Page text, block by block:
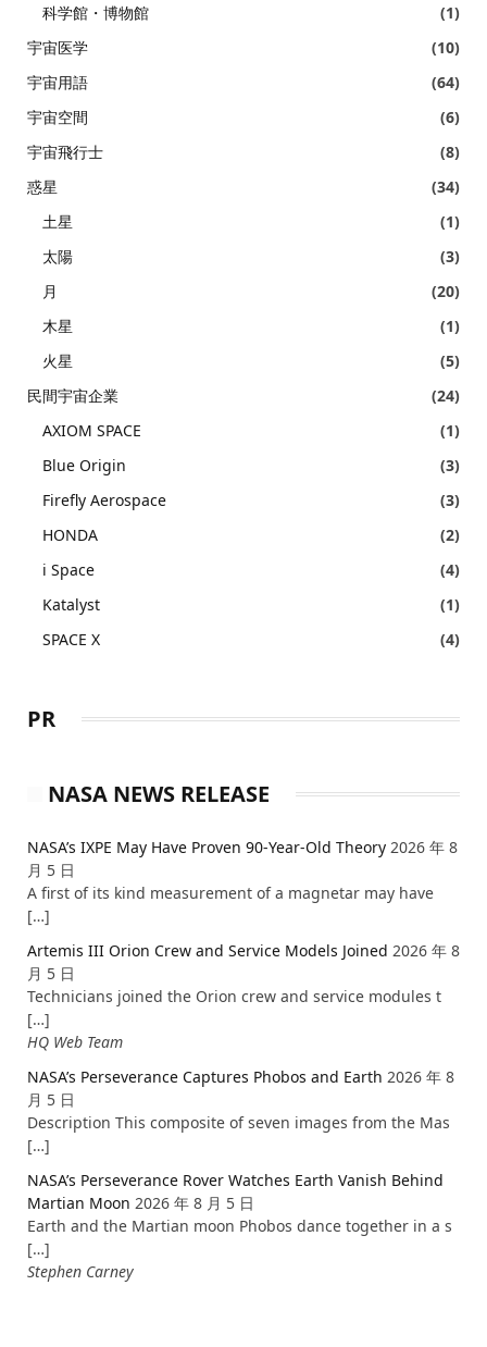
科学館・博物館
(1)
宇宙医学
(10)
宇宙用語
(64)
宇宙空間
(6)
宇宙飛行士
(8)
惑星
(34)
土星
(1)
太陽
(3)
月
(20)
木星
(1)
火星
(5)
民間宇宙企業
(24)
AXIOM SPACE
(1)
Blue Origin
(3)
Firefly Aerospace
(3)
HONDA
(2)
i Space
(4)
Katalyst
(1)
SPACE X
(4)
PR
NASA NEWS RELEASE
NASA’s IXPE May Have Proven 90-Year-Old Theory 2026 年 8
月 5 日
A first of its kind measurement of a magnetar may have
[…]
Artemis III Orion Crew and Service Models Joined 2026 年 8
月 5 日
Technicians joined the Orion crew and service modules t
[…]
HQ Web Team
NASA’s Perseverance Captures Phobos and Earth 2026 年 8
月 5 日
Description This composite of seven images from the Mas
[…]
NASA’s Perseverance Rover Watches Earth Vanish Behind
Martian Moon 2026 年 8 月 5 日
Earth and the Martian moon Phobos dance together in a s
[…]
Stephen Carney